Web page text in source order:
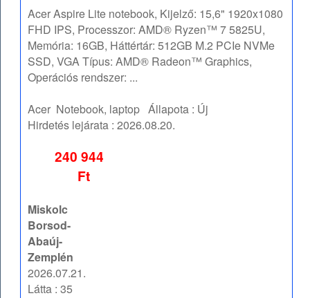
Acer Aspire Lite notebook, Kijelző: 15,6" 1920x1080
FHD IPS, Processzor: AMD® Ryzen™ 7 5825U,
Memória: 16GB, Háttértár: 512GB M.2 PCIe NVMe
SSD, VGA Típus: AMD® Radeon™ Graphics,
Operációs rendszer: ...
Acer Notebook, laptop Állapota : Új
Hirdetés lejárata :2026.08.20.
240 944
Ft
Miskolc
Borsod-
Abaúj-
Zemplén
2026.07.21.
Látta : 35